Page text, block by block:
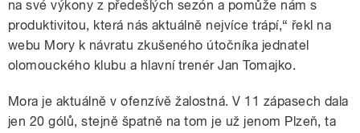
na své výkony z předešlých sezón a pomůže nám s
produktivitou, která nás aktuálně nejvíce trápí,“ řekl na
webu Mory k návratu zkušeného útočníka jednatel
olomouckého klubu a hlavní trenér Jan Tomajko.
Mora je aktuálně v ofenzívě žalostná. V 11 zápasech dala
jen 20 gólů, stejně špatně na tom je už jenom Plzeň, ta